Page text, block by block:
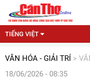
TIẾNG VIỆT
VĂN HÓA - GIẢI TRÍ >
18/06/2026 - 08:35